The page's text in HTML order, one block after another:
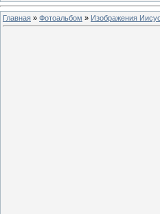
Главная » Фотоальбом » Изображения